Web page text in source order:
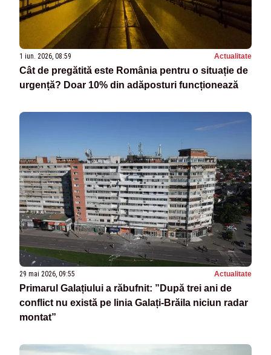
1 iun. 2026, 08:59 Actualitate
Cât de pregătită este România pentru o situație de
urgență? Doar 10% din adăposturi funcționează
29 mai 2026, 09:55 Actualitate
Primarul Galațiului a răbufnit: ”După trei ani de
conflict nu există pe linia Galați-Brăila niciun radar
montat”